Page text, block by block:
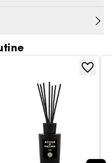
dans les plus petites